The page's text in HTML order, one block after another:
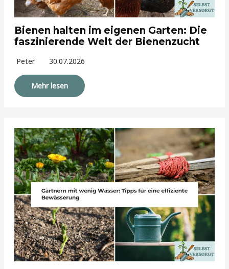
Bienen halten im eigenen Garten: Die
faszinierende Welt der Bienenzucht
Peter 30.07.2026
Mehr lesen